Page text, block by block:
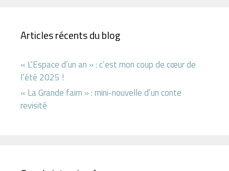
Articles récents du blog
« L’Espace d’un an » : c’est mon coup de cœur de
l’été 2025 !
« La Grande faim » : mini-nouvelle d’un conte
revisité